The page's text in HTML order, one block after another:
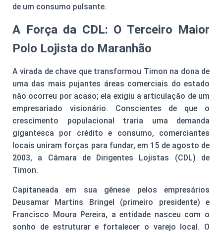
de um consumo pulsante.
A Força da CDL: O Terceiro Maior
Polo Lojista do Maranhão
A virada de chave que transformou Timon na dona de
uma das mais pujantes áreas comerciais do estado
não ocorreu por acaso; ela exigiu a articulação de um
empresariado visionário. Conscientes de que o
crescimento populacional traria uma demanda
gigantesca por crédito e consumo, comerciantes
locais uniram forças para fundar, em 15 de agosto de
2003, a Câmara de Dirigentes Lojistas (CDL) de
Timon.
Capitaneada em sua gênese pelos empresários
Deusamar Martins Bringel (primeiro presidente) e
Francisco Moura Pereira, a entidade nasceu com o
sonho de estruturar e fortalecer o varejo local. O